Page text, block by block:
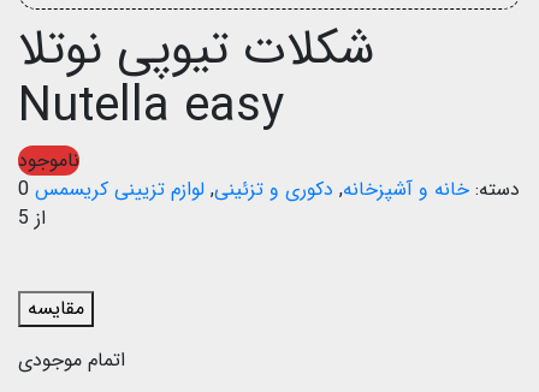
شکلات تیوپی نوتلا
Nutella easy
ناموجود
دسته: خانه و آشپزخانه, دکوری و تزئینی, لوازم تزیینی کریسمس 0
از 5
مقایسه
اتمام موجودی